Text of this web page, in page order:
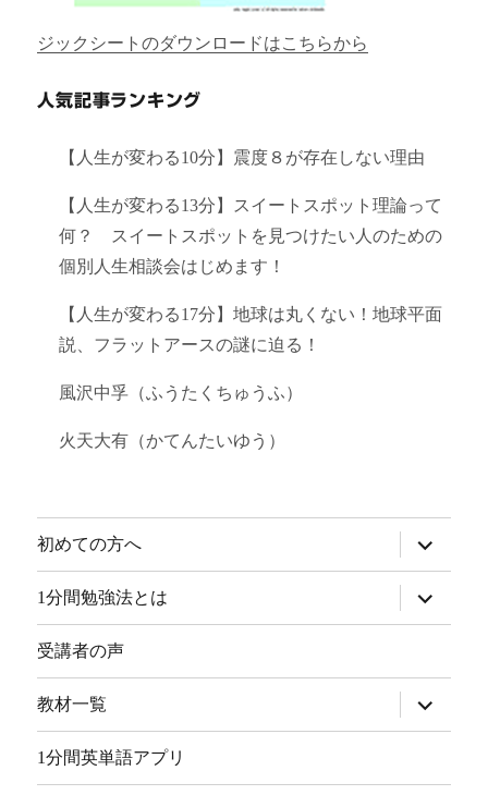
ジックシートのダウンロードはこちらから
人気記事ランキング
【人生が変わる10分】震度８が存在しない理由
【人生が変わる13分】スイートスポット理論って
何？ スイートスポットを見つけたい人のための
個別人生相談会はじめます！
【人生が変わる17分】地球は丸くない！地球平面
説、フラットアースの謎に迫る！
風沢中孚（ふうたくちゅうふ）
火天大有（かてんたいゆう）
初めての方へ
ブ
メ
ニ
ュ
ー
開
1分間勉強法とは
ブ
メ
ー
を
展
開
受講者の声
教材一覧
ブ
メ
ー
1分間英単語アプリ